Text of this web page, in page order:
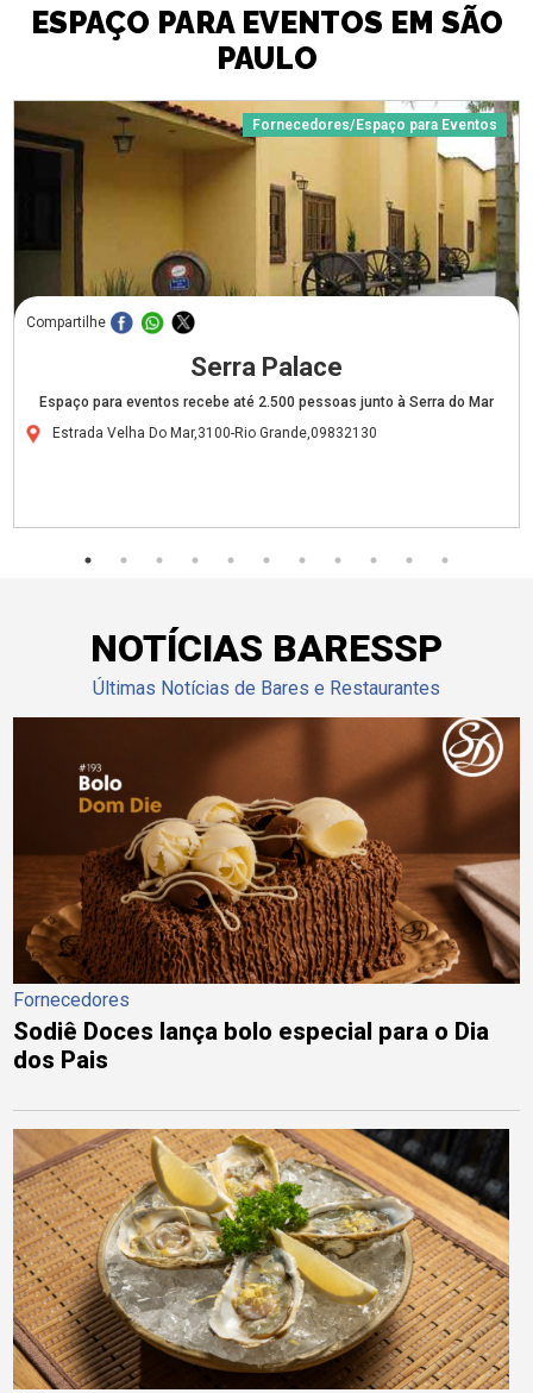
ESPAÇO PARA EVENTOS EM SÃO
PAULO
Fornecedores/Espaço para Eventos
Compartilhe
Serra Palace
Espaço para eventos recebe até 2.500 pessoas junto à Serra do Mar
Estrada Velha Do Mar,3100-Rio Grande,09832130
NOTÍCIAS BARESSP
Últimas Notícias de Bares e Restaurantes
Fornecedores
Sodiê Doces lança bolo especial para o Dia
dos Pais